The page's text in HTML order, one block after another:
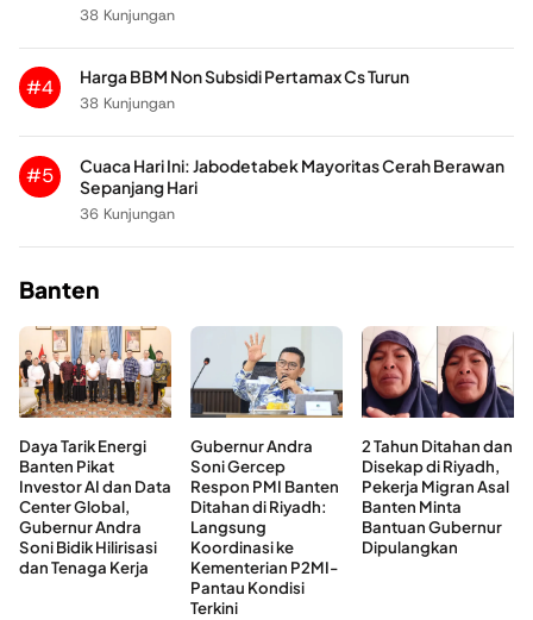
38 Kunjungan
#4
Harga BBM Non Subsidi Pertamax Cs Turun
38 Kunjungan
#5
Cuaca Hari Ini: Jabodetabek Mayoritas Cerah Berawan
Sepanjang Hari
36 Kunjungan
Banten
Daya Tarik Energi
Banten Pikat
Investor AI dan Data
Center Global,
Gubernur Andra
Soni Bidik Hilirisasi
dan Tenaga Kerja
Gubernur Andra
Soni Gercep
Respon PMI Banten
Ditahan di Riyadh:
Langsung
Koordinasi ke
Kementerian P2MI-
Pantau Kondisi
Terkini
2 Tahun Ditahan dan
Disekap di Riyadh,
Pekerja Migran Asal
Banten Minta
Bantuan Gubernur
Dipulangkan